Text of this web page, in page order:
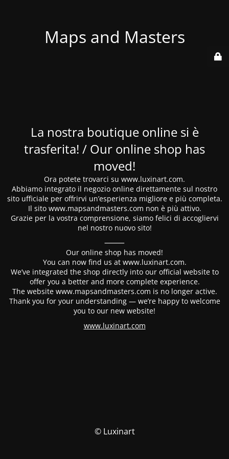
Maps and Masters
La nostra boutique online si è
trasferita! / Our online shop has
moved!
Ora potete trovarci su www.luxinart.com.
Abbiamo integrato il negozio online direttamente sul nostro
sito ufficiale per offrirvi un’esperienza migliore e più completa.
Il sito www.mapsandmasters.com non è più attivo.
Grazie per la vostra comprensione, siamo felici di accogliervi
nel nostro nuovo sito!
⸻
Our online shop has moved!
You can now find us at www.luxinart.com.
We’ve integrated the shop directly into our official website to
offer you a better and more complete experience.
The website www.mapsandmasters.com is no longer active.
Thank you for your understanding — we’re happy to welcome
you to our new website!
www.luxinart.com
© Luxinart